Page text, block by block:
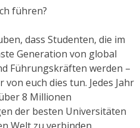
führen?
dass Studenten, die im
Generation von global
Führungskräften werden –
euch dies tun. Jedes Jahr
8 Millionen
der besten Universitäten